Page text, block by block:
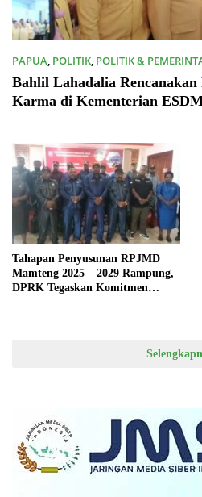
PAPUA POLITIK POLITIK &
Bahlil Lahadalia Rencanakan
Karma di Kementerian
Tahapan Penyusunan RPJMD
Mamteng 2025 – 2029 Rampung,
DPRK Tegaskan Komitmen